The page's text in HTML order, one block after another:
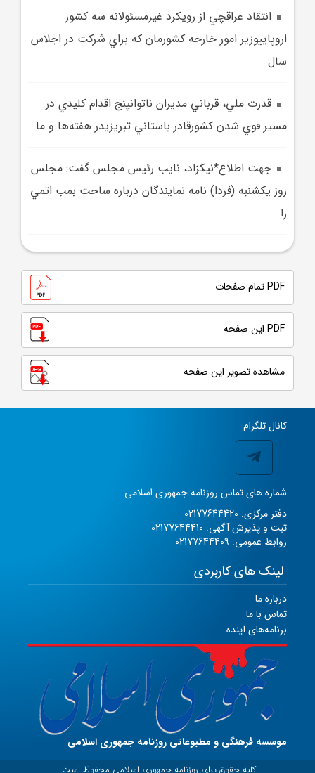
انتقاد عراقچي از رویکرد غیرمسئولانه سه کشور
اروپاییوزير امور خارجه کشورمان که براي شرکت در اجلاس
سال
قدرت ملي، قرباني مديران ناتوانپنج اقدام کليدي در
مسير قوي شدن کشورقادر باستاني تبريزيدر هفته‌ها و ما
جهت اطلاع*نيکزاد، نايب رئيس مجلس گفت: مجلس
روز يکشنبه (فردا) نامه نمايندگان درباره ساخت بمب اتمي
را
PDF تمام صفحات
PDF این صفحه
مشاهده تصویر این صفحه
کانال تلگرام
شماره های تماس روزنامه جمهوری اسلامی
دفتر مرکزی: 02177644420
ثبت و پذیرش آگهی: 02177644410
روابط عمومی: 02177644409
لینک های کاربردی
درباره ما
تماس با ما
برنامه‌های آینده
موسسه فرهنگی و مطبوعاتی روزنامه جمهوری اسلامی
کلیه حقوق برای روزنامه جمهوری اسلامی محفوظ است.